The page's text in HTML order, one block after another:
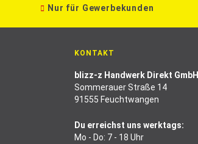
Nur für Gewerbekunden
KONTAKT
blizz-z Handwerk Direkt GmbH
Sommerauer Straße 14
91555 Feuchtwangen
Du erreichst uns werktags:
Mo - Do: 7 - 18 Uhr